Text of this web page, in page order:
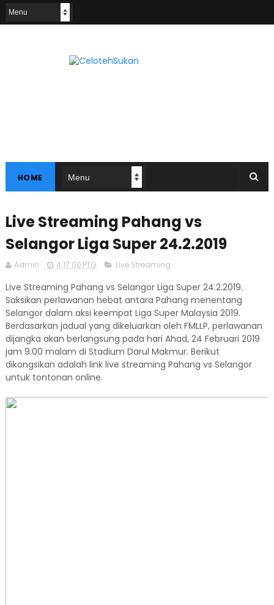
HOME
Live Streaming Pahang vs
Selangor Liga Super 24.2.2019
Admin 4:17:00 PTG Live Streaming
Live Streaming Pahang vs Selangor Liga Super 24.2.2019.
Saksikan perlawanan hebat antara Pahang menentang
Selangor dalam aksi keempat Liga Super Malaysia 2019.
Berdasarkan jadual yang dikeluarkan oleh FMLLP, perlawanan
dijangka akan berlangsung pada hari Ahad, 24 Februari 2019
jam 9.00 malam di Stadium Darul Makmur. Berikut
dikongsikan adalah link live streaming Pahang vs Selangor
untuk tontonan online.